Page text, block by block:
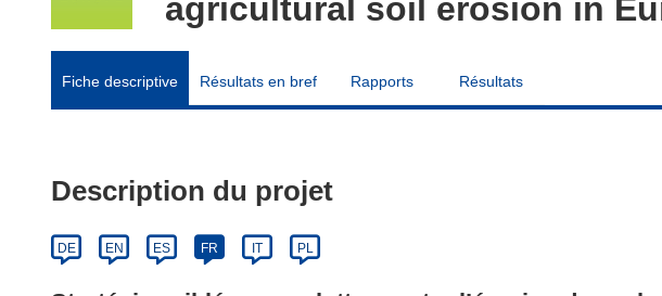
agricultural soil erosion in
Fiche descriptive Résultats en bref Rapports Résultats
Description du projet
DE EN ES FR IT PL